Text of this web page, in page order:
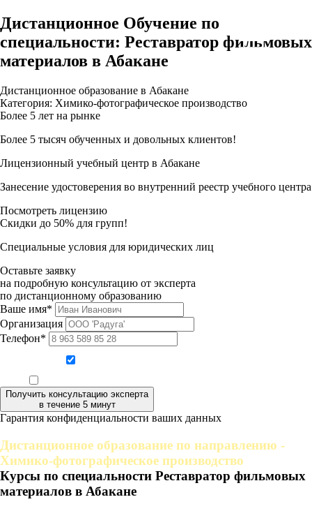
Дистанционное Обучение по
специальности: Реставратор фильмовых
материалов в Абакане
Дистанционное образование в Абакане
Категория: Химико-фотографическое производство
Более 5 лет на рынке
Более 5 тысяч обученных и довольных клиентов!
Лицензионный учебный центр в Абакане
Занесение удостоверения во внутренний реестр учебного центра
Посмотреть лицензию
Скидки до 50% для групп!
Специальные условия для юридических лиц
Оставьте заявку
на подробную консультацию от эксперта
по дистанционному образованию
Ваше имя*
Организация
Телефон*
Получить консультацию эксперта
в течение 5 минут
Гарантия конфиденциальности ваших данных
Дистанционное образование по направлению -
Химико-фотографическое производство
Курсы по специальности Реставратор фильмовых
материалов в Абакане